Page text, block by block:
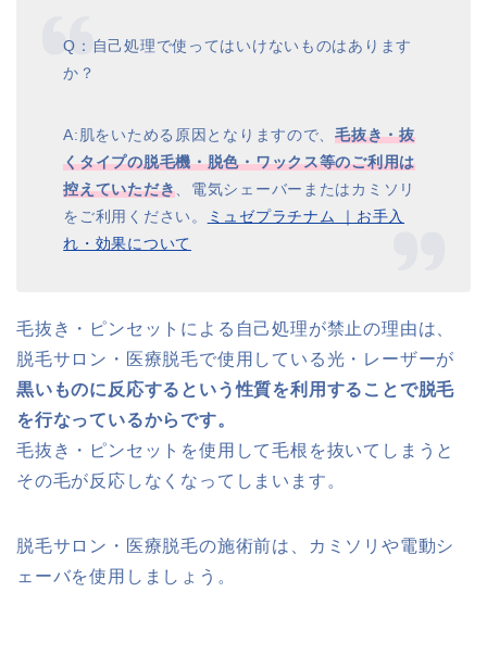
Q：自己処理で使ってはいけないものはあります
か？
A:肌をいためる原因となりますので、毛抜き・抜
くタイプの脱毛機・脱色・ワックス等のご利用は
控えていただき 、電気シェーバーまたはカミソリ
をご利用ください。
ミュゼプラチナム ｜お手入
れ・効果について
毛抜き・ピンセットによる自己処理が禁止の理由は、
脱毛サロン・医療脱毛で使用している光・レーザーが
黒いものに反応するという性質を利用することで脱毛
を行なっているからです。
毛抜き・ピンセットを使用して毛根を抜いてしまうと
その毛が反応しなくなってしまいます。
脱毛サロン・医療脱毛の施術前は、カミソリや電動シ
ェーバを使用しましょう。